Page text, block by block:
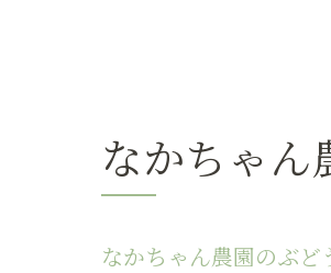
なかちゃん
なかちゃん農園のぶ